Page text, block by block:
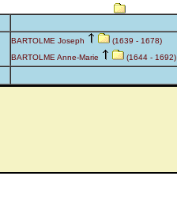
BARTOLME Joseph
(1639 - 1678)
BARTOLME Anne-Marie
(1644 - 1692)